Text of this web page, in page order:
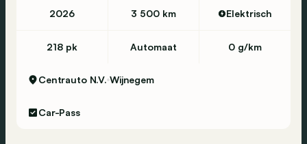
2026 3 500 km Elektrisch
218 pk Automaat 0 g/km
Centrauto N.V. Wijnegem
Car-Pass